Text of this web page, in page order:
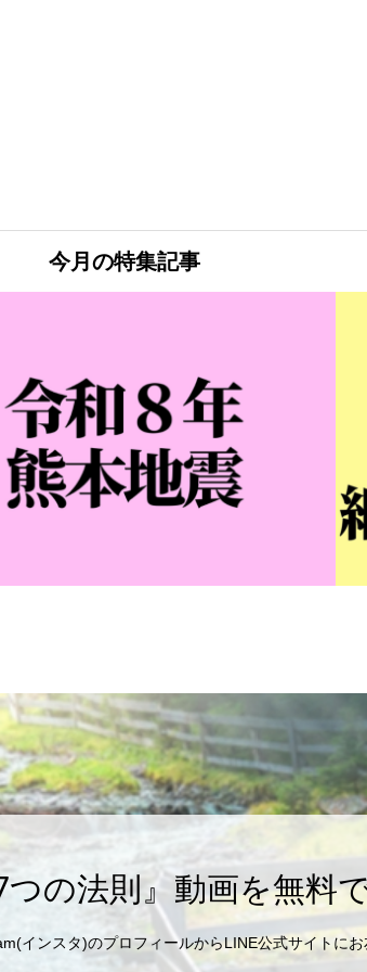
今月の特集記事
の法則』動画を無料
インスタ)のプロフィールからLINE公式サイトに